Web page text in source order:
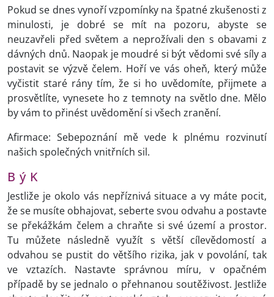
Pokud se dnes vynoří vzpomínky na špatné zkušenosti z
minulosti, je dobré se mít na pozoru, abyste se
neuzavřeli před světem a neprožívali den s obavami z
dávných dnů. Naopak je moudré si být vědomi své síly a
postavit se výzvě čelem. Hoří ve vás oheň, který může
vyčistit staré rány tím, že si ho uvědomíte, přijmete a
prosvětlíte, vynesete ho z temnoty na světlo dne. Mělo
by vám to přinést uvědomění si všech zranění.
Afirmace: Sebepoznání mě vede k plnému rozvinutí
našich společných vnitřních sil.
B ý K
Jestliže je okolo vás nepříznivá situace a vy máte pocit,
že se musíte obhajovat, seberte svou odvahu a postavte
se překážkám čelem a chraňte si své území a prostor.
Tu můžete následně využít s větší cílevědomostí a
odvahou se pustit do většího rizika, jak v povolání, tak
ve vztazích. Nastavte správnou míru, v opačném
případě by se jednalo o přehnanou soutěživost. Jestliže